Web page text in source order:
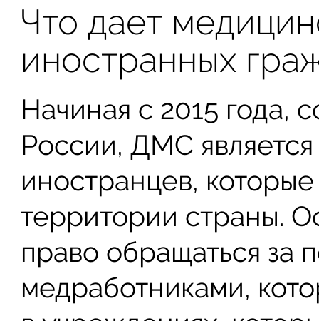
Что дает
иностранных
Начиная с 2015 года,
России, ДМС
иностранцев,
территории страны.
право обращаться за
медработниками,